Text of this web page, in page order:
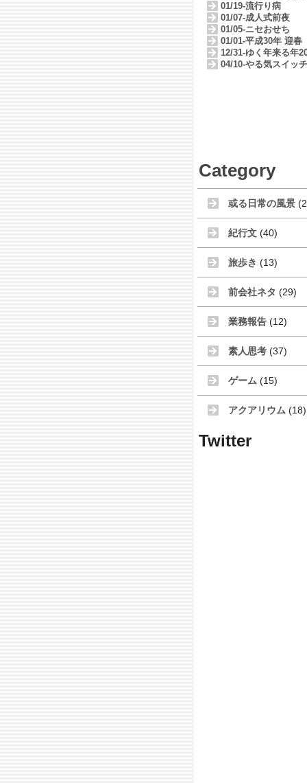
01/19-流行り病
01/07-成人式前夜
01/05-ニセおせち
01/01-平成30年 迎春
12/31-ゆく年来る年
04/10-やる気スイッチ
Category
或る日常の風景
紀行文 (40)
旅歩き (13)
前会社ネタ (29)
業務報告 (12)
素人思考 (37)
ゲーム (15)
アクアリウム (18)
Twitter